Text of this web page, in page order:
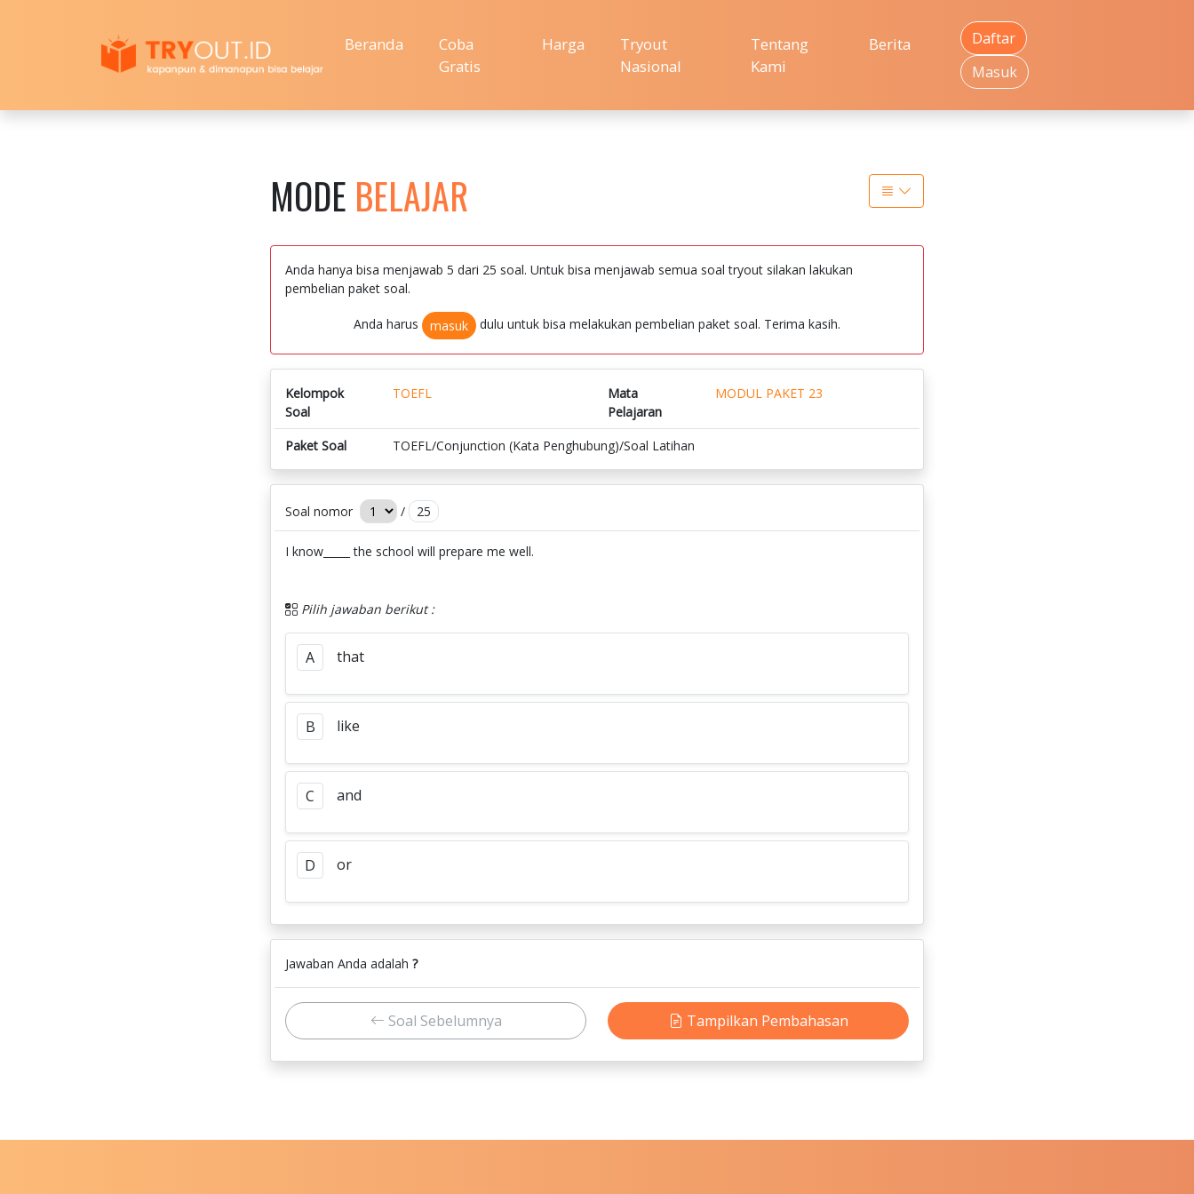
Beranda
Coba
Gratis
Harga
Tryout
Nasional
Tentang
Kami
Berita
Daftar
Masuk
MODE BELAJAR
Anda hanya bisa menjawab 5 dari 25 soal. Untuk bisa menjawab semua soal tryout silakan lakukan
pembelian paket soal.
Anda harus masuk dulu untuk bisa melakukan pembelian paket soal. Terima kasih.
Kelompok
Soal
TOEFL
Mata
Pelajaran
MODUL PAKET 23
Paket Soal TOEFL/Conjunction (Kata Penghubung)/Soal Latihan
Soal nomor / 25
I know_____ the school will prepare me well.
Pilih jawaban berikut :
A that
B like
C and
D or
Jawaban Anda adalah ?
Soal Sebelumnya Tampilkan Pembahasan